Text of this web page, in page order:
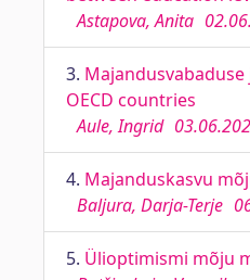
Astapova, Anita
3.
OECD countries
Aule, Ingrid
4. Majanduskasvu
Baljura, Darja-Terje
5. Ülioptimismi mõju